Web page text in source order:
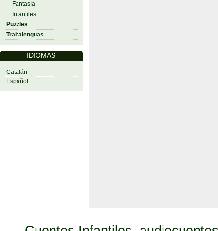
Fantasía
Infantiles
Puzzles
Trabalenguas
IDIOMAS
Catalán
Español